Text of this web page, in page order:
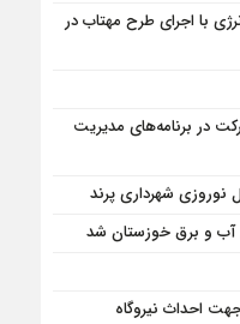
انرژی با اجرای طرح مهتاب در
در برنامه‌های مدیریت
نوروزی شهرداری پرند
آب و برق خوزستان شد
زمین جهت احداث نیروگاه‌